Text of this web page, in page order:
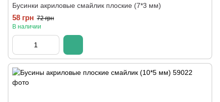
Бусинки акриловые смайлик плоские (7*3 мм)
58 грн 72 грн
В наличии